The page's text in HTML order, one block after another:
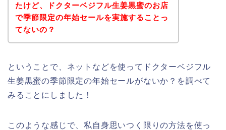
たけど、ドクターベジフル生姜黒蜜のお店
で季節限定の年始セールを実施することっ
てないの？
ということで、ネットなどを使ってドクターベジフル
生姜黒蜜の季節限定の年始セールがないか？を調べて
みることにしました！
このような感じで、私自身思いつく限りの方法を使っ